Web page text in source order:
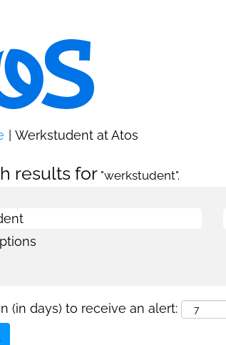
Werkstudent at Atos
results for "werkstudent".
(in days) to receive an alert: